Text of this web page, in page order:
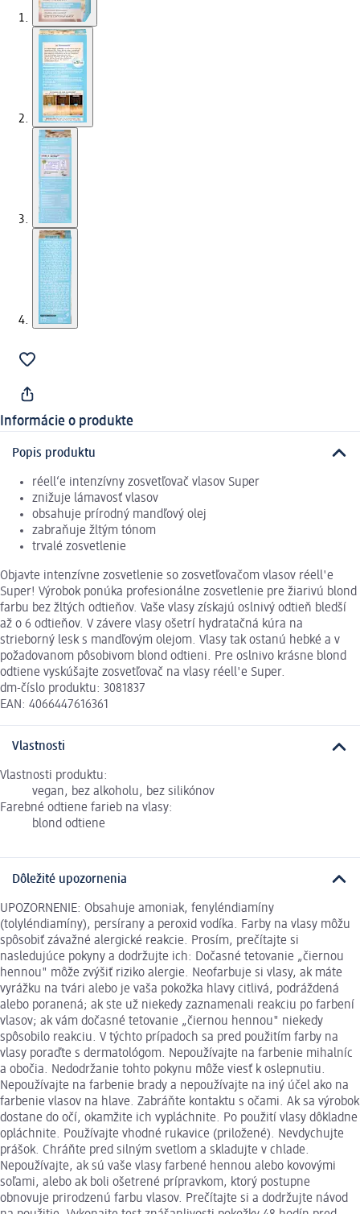
Informácie o produkte
Popis produktu
réell‘e intenzívny zosvetľovač vlasov Super
znižuje lámavosť vlasov
obsahuje prírodný mandľový olej
zabraňuje žltým tónom
trvalé zosvetlenie
Objavte intenzívne zosvetlenie so zosvetľovačom vlasov réell'e
Super! Výrobok ponúka profesionálne zosvetlenie pre žiarivú blond
farbu bez žltých odtieňov. Vaše vlasy získajú oslnivý odtieň bledší
až o 6 odtieňov. V závere vlasy ošetrí hydratačná kúra na
strieborný lesk s mandľovým olejom. Vlasy tak ostanú hebké a v
požadovanom pôsobivom blond odtieni. Pre oslnivo krásne blond
odtiene vyskúšajte zosvetľovač na vlasy réell'e Super.
dm-číslo produktu: 3081837
EAN: 4066447616361
Vlastnosti
Vlastnosti produktu:
vegan, bez alkoholu, bez silikónov
Farebné odtiene farieb na vlasy:
blond odtiene
Dôležité upozornenia
UPOZORNENIE: Obsahuje amoniak, fenyléndiamíny
(tolyléndiamíny), persírany a peroxid vodíka. Farby na vlasy môžu
spôsobiť závažné alergické reakcie. Prosím, prečítajte si
nasledujúce pokyny a dodržujte ich: Dočasné tetovanie „čiernou
hennou" môže zvýšiť riziko alergie. Neofarbuje si vlasy, ak máte
vyrážku na tvári alebo je vaša pokožka hlavy citlivá, podráždená
alebo poranená; ak ste už niekedy zaznamenali reakciu po farbení
vlasov; ak vám dočasné tetovanie „čiernou hennou" niekedy
spôsobilo reakciu. V týchto prípadoch sa pred použitím farby na
vlasy poraďte s dermatológom. Nepoužívajte na farbenie mihalníc
a obočia. Nedodržanie tohto pokynu môže viesť k oslepnutiu.
Nepoužívajte na farbenie brady a nepoužívajte na iný účel ako na
farbenie vlasov na hlave. Zabráňte kontaktu s očami. Ak sa výrobok
dostane do očí, okamžite ich vypláchnite. Po použití vlasy dôkladne
opláchnite. Používajte vhodné rukavice (priložené). Nevdychujte
prášok. Chráňte pred silným svetlom a skladujte v chlade.
Nepoužívajte, ak sú vaše vlasy farbené hennou alebo kovovými
soľami, alebo ak boli ošetrené prípravkom, ktorý postupne
obnovuje prirodzenú farbu vlasov. Prečítajte si a dodržujte návod